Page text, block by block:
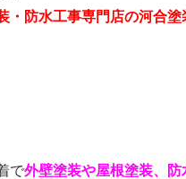
・防水工事専門店の河合塗
で外壁塗装や屋根塗装、